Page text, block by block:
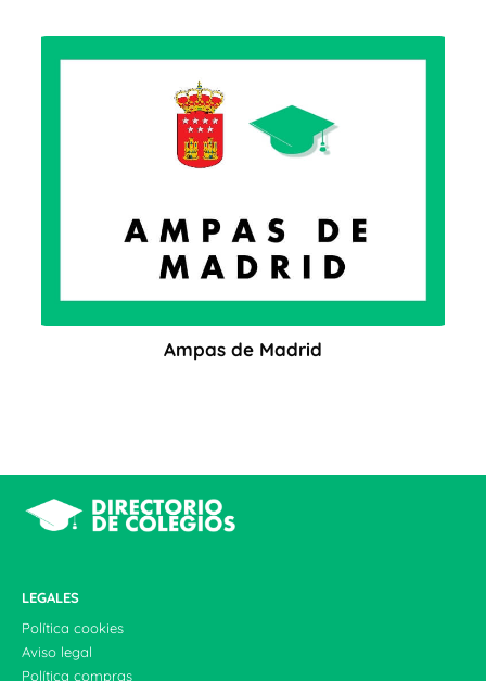
Ampas de Madrid
LEGALES
Política cookies
Aviso legal
Política compras